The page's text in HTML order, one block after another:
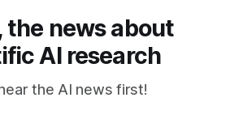
the news about
AI research
the AI news first!